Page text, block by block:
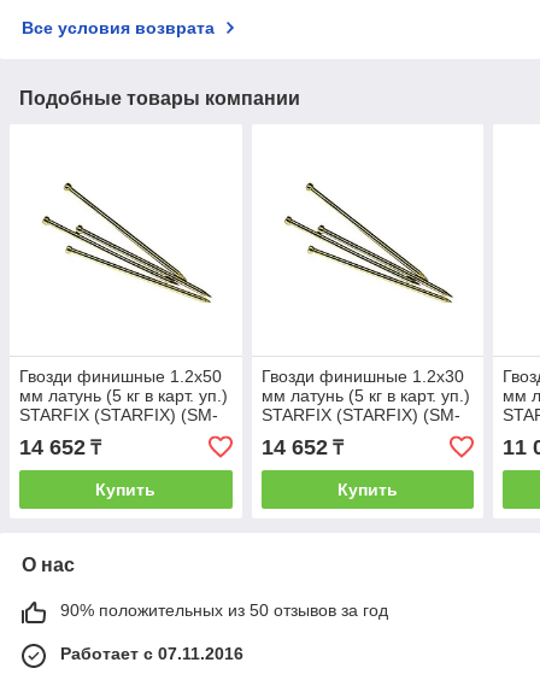
Все условия возврата
Подобные товары компании
Гвозди финишные 1.2х50
мм латунь (5 кг в карт. уп.)
STARFIX (STARFIX) (SM-
14 652 ₸
Купить
Гвозди финишные 1.2х30
мм латунь (5 кг в карт. уп.)
STARFIX (STARFIX) (SM-
14 652₸
Купить
мм
11
О нас
90% положительных из 50 отзывов за год
Работает с 07.11.2016